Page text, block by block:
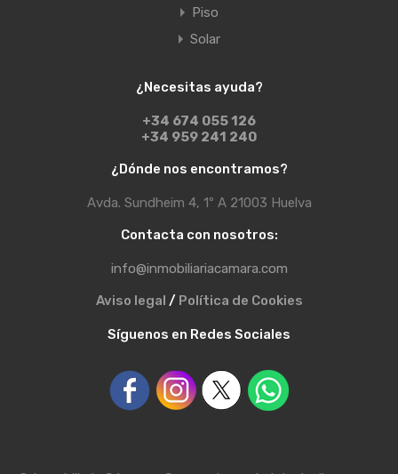
Piso
Solar
¿Necesitas ayuda?
+34 674 055 126
+34 959 241 240
¿Dónde nos encontramos?
Avda. Sundheim 4, 1º A 21003 Huelva
Contacta con nosotros:
info@inmobiliariacamara.com
Aviso legal / Política de Cookies
Síguenos en Redes Sociales